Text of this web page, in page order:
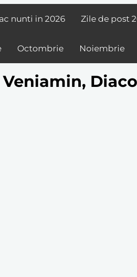
nunti in 2026 Zile de post
Octombrie Noiembrie